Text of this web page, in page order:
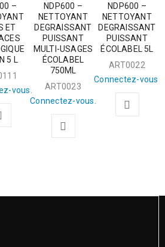
–
ET
5 L
vous.
NDP600 –
NETTOYANT
DEGRAISSANT
PUISSANT
MULTI-USAGES
ÉCOLABEL
750ML
ART0023
Connectez-vous.
NDP600 –
NETTOYANT
DEGRAISSANT
PUISSANT
ÉCOLABEL 5L
ART0022
Connectez-vous.